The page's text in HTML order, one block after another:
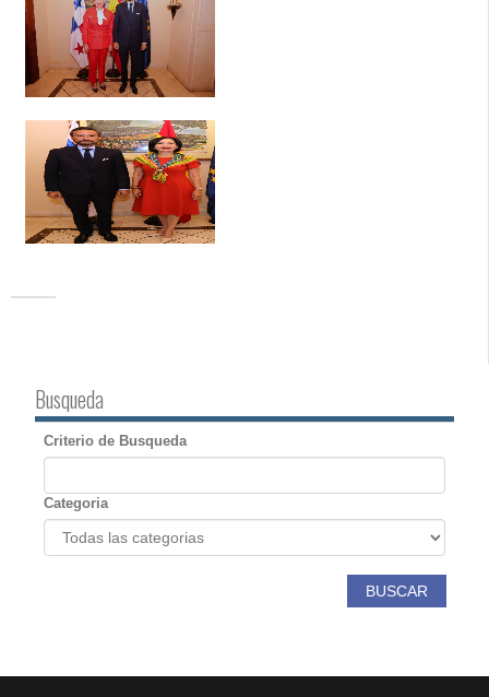
Busqueda
Criterio de Busqueda
Categoria
BUSCAR